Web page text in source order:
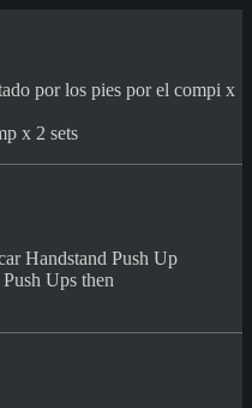
por los pies por el compi x
x 2 sets
Handstand Push Up
Ups then